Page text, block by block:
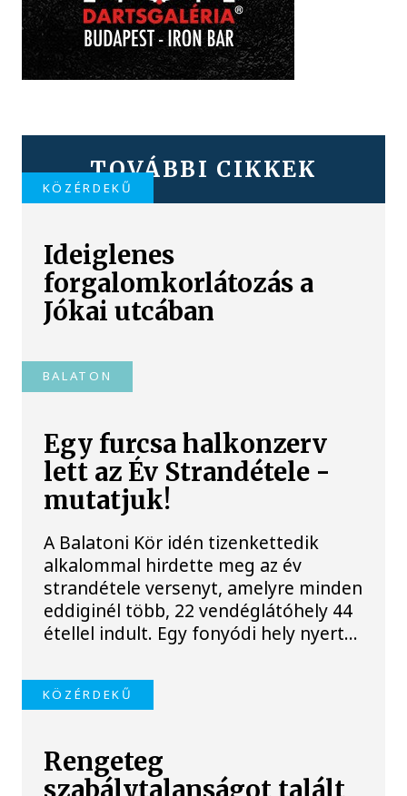
TOVÁBBI CIKKEK
KÖZÉRDEKŰ
Ideiglenes
forgalomkorlátozás a
Jókai utcában
BALATON
Egy furcsa halkonzerv
lett az Év Strandétele -
mutatjuk!
A Balatoni Kör idén tizenkettedik
alkalommal hirdette meg az év
strandétele versenyt, amelyre minden
eddiginél több, 22 vendéglátóhely 44
étellel indult. Egy fonyódi hely nyert...
KÖZÉRDEKŰ
Rengeteg